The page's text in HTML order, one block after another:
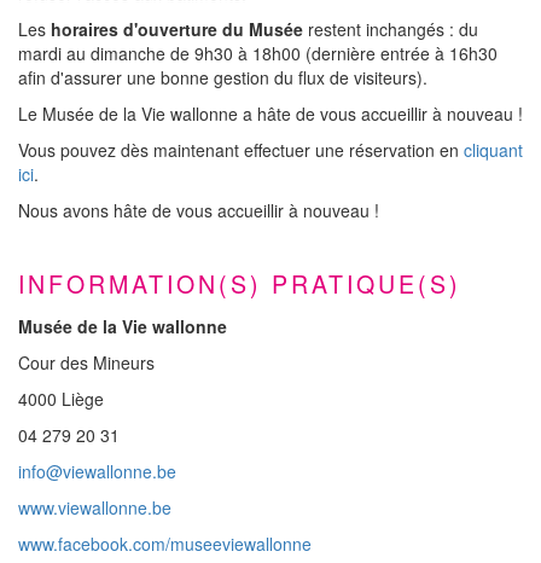
Les horaires d'ouverture du Musée restent inchangés : du
mardi au dimanche de 9h30 à 18h00 (dernière entrée à 16h30
afin d'assurer une bonne gestion du flux de visiteurs).
Le Musée de la Vie wallonne a hâte de vous accueillir à nouveau !
Vous pouvez dès maintenant effectuer une réservation en cliquant
ici.
Nous avons hâte de vous accueillir à nouveau !
INFORMATION(S) PRATIQUE(S)
Musée de la Vie wallonne
Cour des Mineurs
4000 Liège
04 279 20 31
info@viewallonne.be
www.viewallonne.be
www.facebook.com/museeviewallonne